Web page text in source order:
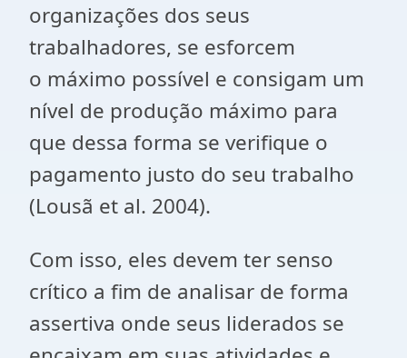
organizações dos seus
trabalhadores, se esforcem
o máximo possível e consigam um
nível de produção máximo para
que dessa forma se verifique o
pagamento justo do seu trabalho
(Lousã et al. 2004).
Com isso, eles devem ter senso
crítico a fim de analisar de forma
assertiva onde seus liderados se